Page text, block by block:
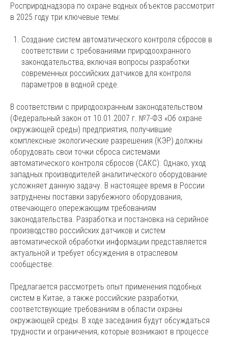
Росприроднадзора по охране водных объектов рассмотрит
в 2025 году три ключевые темы:
Создание систем автоматического контроля сбросов в
соответствии с требованиями природоохранного
законодательства, включая вопросы разработки
современных российских датчиков для контроля
параметров в водной среде.
В соответствии с природоохранным законодательством
(Федеральный закон от 10.01.2007 г. №7-ФЗ «Об охране
окружающей среды) предприятия, получившие
комплексные экологические разрешения (КЭР) должны
оборудовать свои точки сброса системами
автоматического контроля сбросов (САКС). Однако, уход
западных производителей аналитического оборудование
усложняет данную задачу. В настоящее время в России
затруднены поставки зарубежного оборудования,
отвечающего опережающим требованиям
законодательства. Разработка и постановка на серийное
производство российских датчиков и систем
автоматической обработки информации представляется
актуальной и требует обсуждения в отраслевом
сообществе.
Предлагается рассмотреть опыт применения подобных
систем в Китае, а также российские разработки,
соответствующие требованиям в области охраны
окружающей среды. В ходе заседания будут обсуждаться
трудности и ограничения, которые возникают в процессе